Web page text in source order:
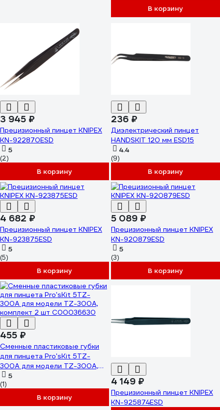
В корзину
3 945 ₽
Прецизионный пинцет KNIPEX
KN-922870ESD
5
(2)
В корзину
236 ₽
Диэлектрический пинцет
HANDSKIT 120 мм ESD15
4.4
(9)
В корзину
4 682 ₽
Прецизионный пинцет KNIPEX
KN-923875ESD
5
(5)
В корзину
5 089 ₽
Прецизионный пинцет KNIPEX
KN-920879ESD
5
(3)
В корзину
455 ₽
Сменные пластиковые губки
для пинцета Pro'sKit 5TZ-
300A для модели TZ-300A,
комплект 2 шт С00036630
5
(1)
В корзину
4 149 ₽
Прецизионный пинцет KNIPEX
KN-925874ESD